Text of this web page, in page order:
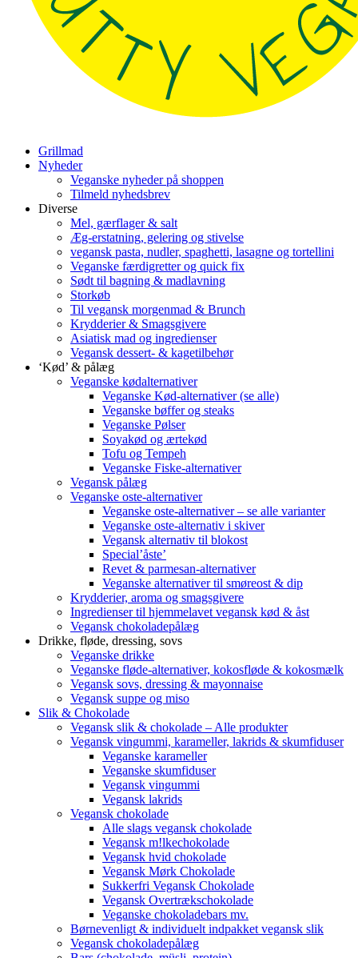
Grillmad
Nyheder
Veganske nyheder på shoppen
Tilmeld nyhedsbrev
Diverse
Mel, gærflager & salt
Æg-erstatning, gelering og stivelse
vegansk pasta, nudler, spaghetti, lasagne og tortellini
Veganske færdigretter og quick fix
Sødt til bagning & madlavning
Storkøb
Til vegansk morgenmad & Brunch
Krydderier & Smagsgivere
Asiatisk mad og ingredienser
Vegansk dessert- & kagetilbehør
‘Kød’ & pålæg
Veganske kødalternativer
Veganske Kød-alternativer (se alle)
Veganske bøffer og steaks
Veganske Pølser
Soyakød og ærtekød
Tofu og Tempeh
Veganske Fiske-alternativer
Vegansk pålæg
Veganske oste-alternativer
Veganske oste-alternativer – se alle varianter
Veganske oste-alternativ i skiver
Vegansk alternativ til blokost
Special’åste’
Revet & parmesan-alternativer
Veganske alternativer til smøreost & dip
Krydderier, aroma og smagsgivere
Ingredienser til hjemmelavet vegansk kød & åst
Vegansk chokoladepålæg
Drikke, fløde, dressing, sovs
Veganske drikke
Veganske fløde-alternativer, kokosfløde & kokosmælk
Vegansk sovs, dressing & mayonnaise
Vegansk suppe og miso
Slik & Chokolade
Vegansk slik & chokolade – Alle produkter
Vegansk vingummi, karameller, lakrids & skumfiduser
Veganske karameller
Veganske skumfiduser
Vegansk vingummi
Vegansk lakrids
Vegansk chokolade
Alle slags vegansk chokolade
Vegansk m!lkechokolade
Vegansk hvid chokolade
Vegansk Mørk Chokolade
Sukkerfri Vegansk Chokolade
Vegansk Overtrækschokolade
Veganske chokoladebars mv.
Børnevenligt & individuelt indpakket vegansk slik
Vegansk chokoladepålæg